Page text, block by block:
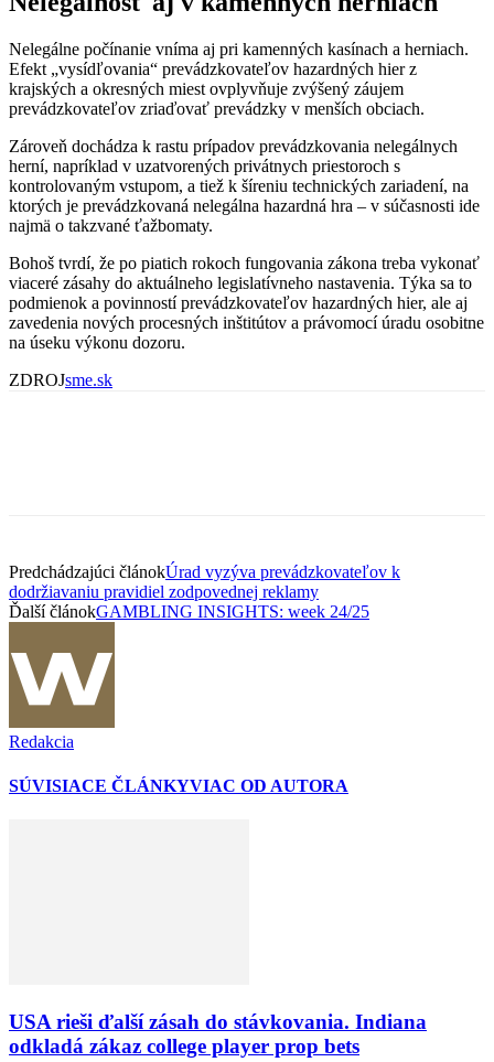
Nelegálne počínanie vníma aj pri kamenných kasínach a herniach.
Efekt „vysídľovania“ prevádzkovateľov hazardných hier z
krajských a okresných miest ovplyvňuje zvýšený záujem
prevádzkovateľov zriaďovať prevádzky v menších obciach.
Zároveň dochádza k rastu prípadov prevádzkovania nelegálnych
herní, napríklad v uzatvorených privátnych priestoroch s
kontrolovaným vstupom, a tiež k šíreniu technických zariadení, na
ktorých je prevádzkovaná nelegálna hazardná hra – v súčasnosti ide
najmä o takzvané ťažbomaty.
Bohoš tvrdí, že po piatich rokoch fungovania zákona treba vykonať
viaceré zásahy do aktuálneho legislatívneho nastavenia. Týka sa to
podmienok a povinností prevádzkovateľov hazardných hier, ale aj
zavedenia nových procesných inštitútov a právomocí úradu osobitne
na úseku výkonu dozoru.
ZDROJsme.sk
Predchádzajúci článokÚrad vyzýva prevádzkovateľov k
dodržiavaniu pravidiel zodpovednej reklamy
Ďalší článokGAMBLING INSIGHTS: week 24/25
Redakcia
SÚVISIACE ČLÁNKYVIAC OD AUTORA
USA rieši ďalší zásah do stávkovania. Indiana
odkladá zákaz college player prop bets